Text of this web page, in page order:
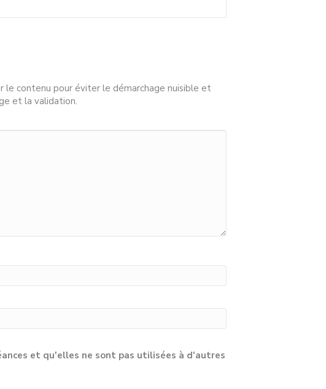
le contenu pour éviter le démarchage nuisible et
et la validation.
et qu'elles ne sont pas utilisées à d'autres